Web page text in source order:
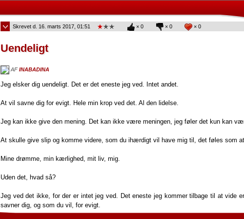
Skrevet d. 16. marts 2017, 01:51 × 0 × 0 × 0
Uendeligt
AFINABADINA
Jeg elsker dig uendeligt. Det er det eneste jeg ved. Intet andet.
At vil savne dig for evigt. Hele min krop ved det. Al den lidelse.
Jeg kan ikke give den mening. Det kan ikke være meningen, jeg føler det kun kan
At skulle give slip og komme videre, som du ihærdigt vil have mig til, det føles som
Mine drømme, min kærlighed, mit liv, mig.
Uden det, hvad så?
Jeg ved det ikke, for der er intet jeg ved. Det eneste jeg kommer tilbage til at vide
savner dig, og som du vil, for evigt.